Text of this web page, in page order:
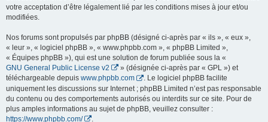
votre acceptation d’être légalement lié par les conditions mises à jour et/ou
modifiées.
Nos forums sont propulsés par phpBB (désigné ci-après par « ils », « eux »,
« leur », « logiciel phpBB », « www.phpbb.com », « phpBB Limited »,
« Équipes phpBB »), qui est une solution de forum publiée sous la «
GNU General Public License v2
» (désignée ci-après par « GPL ») et
téléchargeable depuis www.phpbb.com
. Le logiciel phpBB facilite
uniquement les discussions sur Internet ; phpBB Limited n’est pas responsable
du contenu ou des comportements autorisés ou interdits sur ce site. Pour de
plus amples informations au sujet de phpBB, veuillez consulter :
https://www.phpbb.com/